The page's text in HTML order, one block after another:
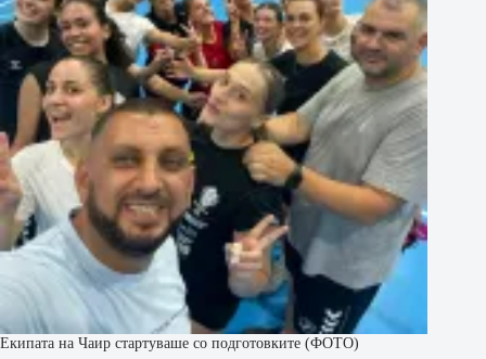
Екипата на Чаир стартуваше со подготовките (ФОТО)